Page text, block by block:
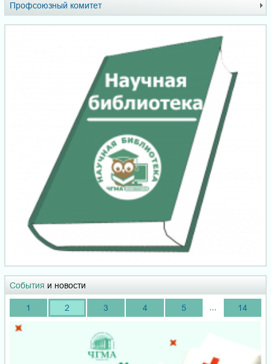
Профсоюзный комитет
События и новости
1 2 3 4 5 14